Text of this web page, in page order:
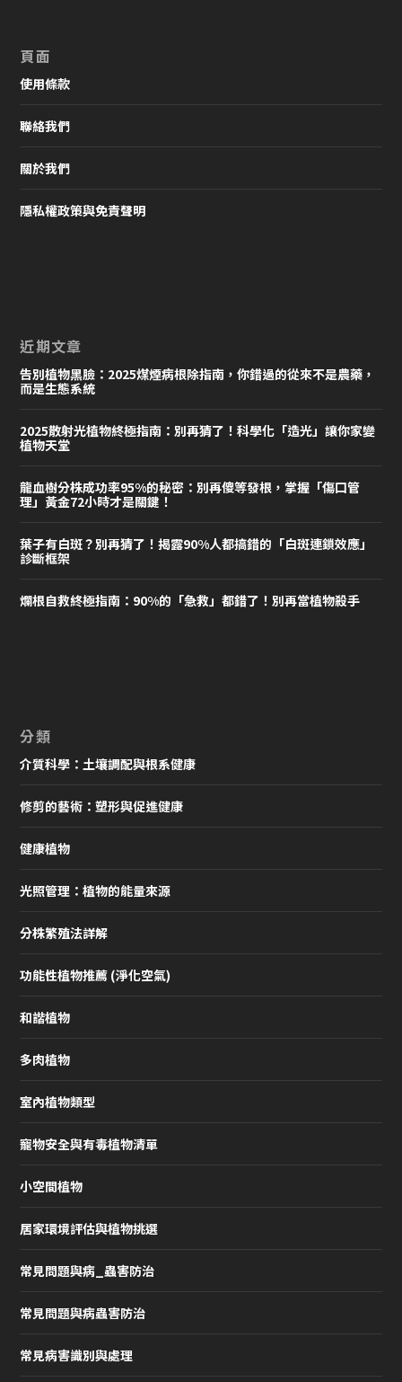
頁面
使用條款
聯絡我們
關於我們
隱私權政策與免責聲明
近期文章
告別植物黑臉：2025煤煙病根除指南，你錯過的從來不是農藥，
而是生態系統
2025散射光植物終極指南：別再猜了！科學化「造光」讓你家變
植物天堂
龍血樹分株成功率95%的秘密：別再傻等發根，掌握「傷口管
理」黃金72小時才是關鍵！
葉子有白斑？別再猜了！揭露90%人都搞錯的「白斑連鎖效應」
診斷框架
爛根自救終極指南：90%的「急救」都錯了！別再當植物殺手
分類
介質科學：土壤調配與根系健康
修剪的藝術：塑形與促進健康
健康植物
光照管理：植物的能量來源
分株繁殖法詳解
功能性植物推薦 (淨化空氣)
和諧植物
多肉植物
室內植物類型
寵物安全與有毒植物清單
小空間植物
居家環境評估與植物挑選
常見問題與病_蟲害防治
常見問題與病蟲害防治
常見病害識別與處理